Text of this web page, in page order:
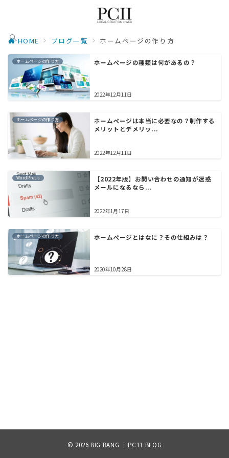
HOME ブログ一覧 ホームページの作り方
ホームページの作り方 ホームページの種類は何があるの？
2022年12月11日
ホームページの作り方
ホームページは本当に必要なの？制作する
メリットとデメリッ...
2022年12月11日
WordPress
【2022年版】お問い合わせの通知が迷惑
メールになるなら...
2022年1月17日
ホームページの作り方 ホームページとはなに？その仕組みは？
2020年10月28日
© 2026 BIG BANG ｜PC11 BLOG